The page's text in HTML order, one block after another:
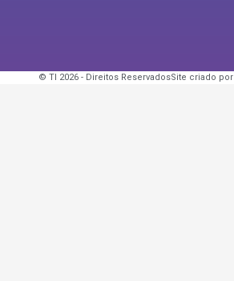
© TI 2026 - Direitos ReservadosSite criado por